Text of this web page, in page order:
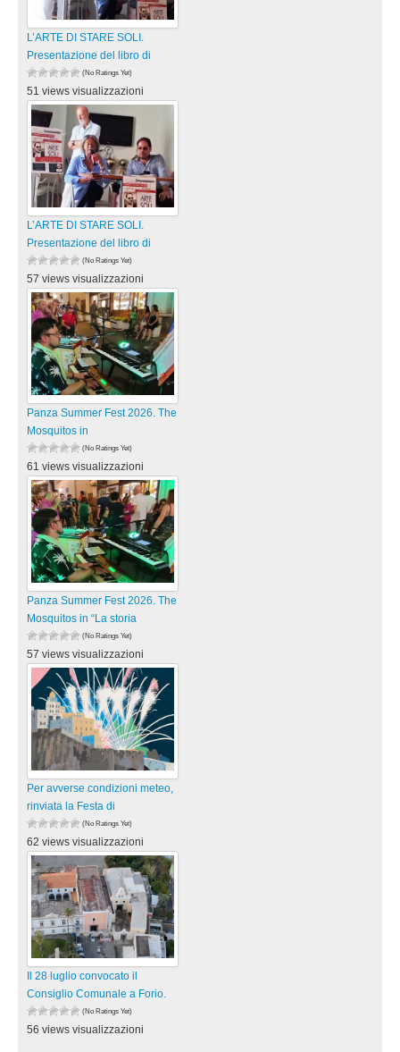
L’ARTE DI STARE SOLI.
Presentazione del libro di
(No Ratings Yet)
51 views visualizzazioni
L’ARTE DI STARE SOLI.
Presentazione del libro di
(No Ratings Yet)
57 views visualizzazioni
Panza Summer Fest 2026. The
Mosquitos in
(No Ratings Yet)
61 views visualizzazioni
Panza Summer Fest 2026. The
Mosquitos in “La storia
(No Ratings Yet)
57 views visualizzazioni
Per avverse condizioni meteo,
rinviata la Festa di
(No Ratings Yet)
62 views visualizzazioni
Il 28 luglio convocato il
Consiglio Comunale a Forio.
(No Ratings Yet)
56 views visualizzazioni